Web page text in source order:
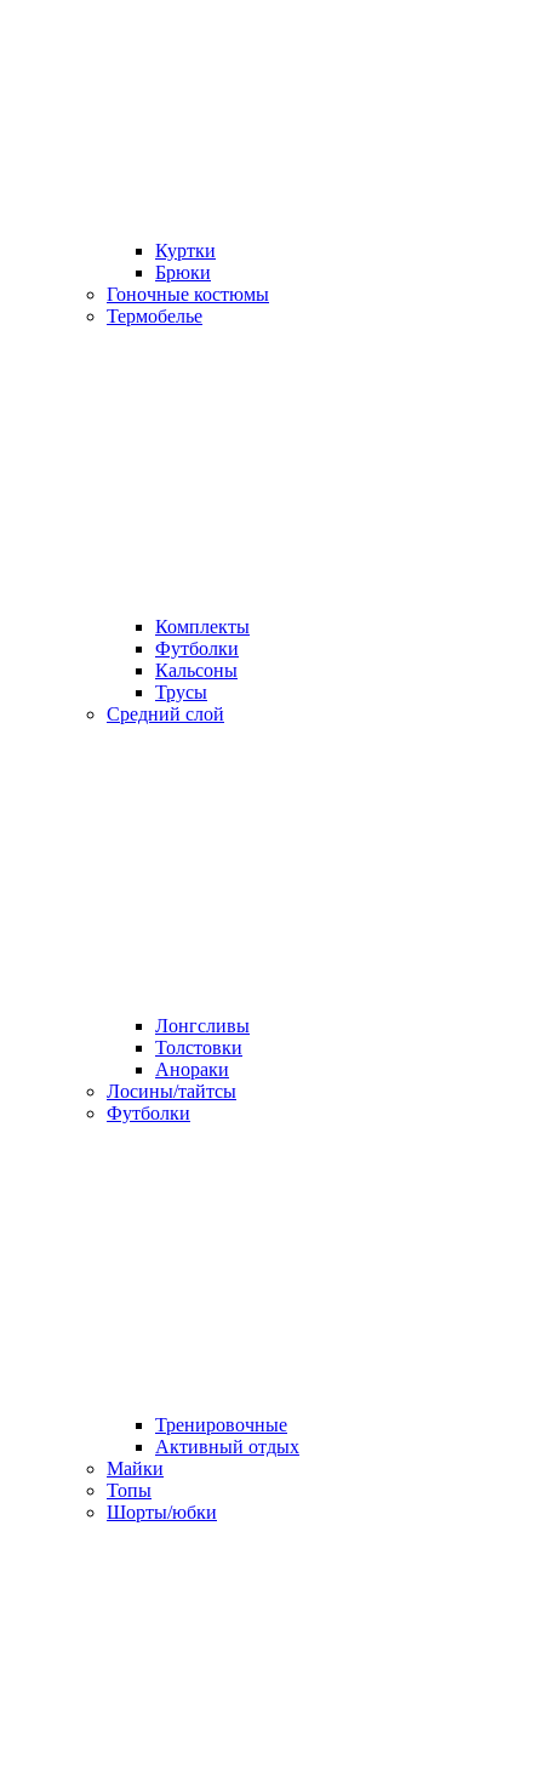
Куртки
Брюки
Гоночные костюмы
Термобелье
Комплекты
Футболки
Кальсоны
Трусы
Средний слой
Лонгсливы
Толстовки
Анораки
Лосины/тайтсы
Футболки
Тренировочные
Активный отдых
Майки
Топы
Шорты/юбки